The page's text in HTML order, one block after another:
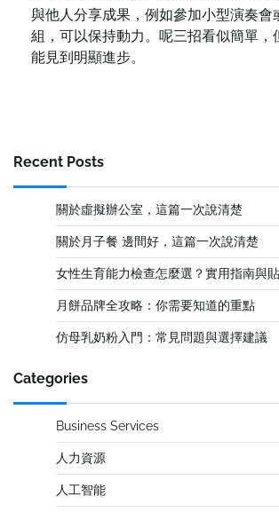
與他人分享成果，例如參加小型演奏會
組，可以保持動力。呢三招看似簡單，
能見到明顯進步。
Recent Posts
關於虛擬辦公室，這篇一次說清楚
關於月子餐 邊間好，這篇一次說清楚
女性生育能力檢查怎麼選？實用指南與
月餅品牌全攻略：你需要知道的重點
仿母乳奶粉入門：常見問題與選擇建議
Categories
Business Services
人力資源
人工智能